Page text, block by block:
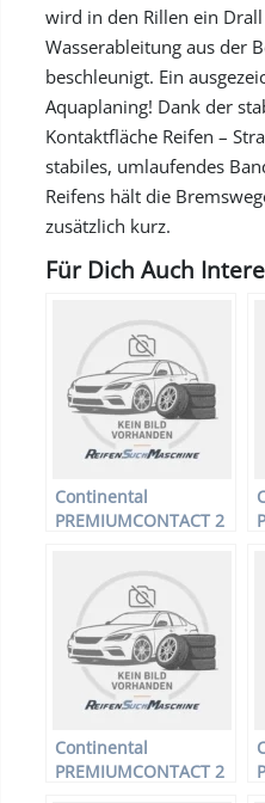
wird in den Rillen ein
Wasserableitung aus der
beschleunigt. Ein
Aquaplaning! Dank der
Kontaktfläche Reifen –
stabiles, umlaufendes
Reifens hält die
zusätzlich kurz.
Für Dich Auch
Continental
PREMIUMCONTACT 2
225/55 R17 97Y –
Sommerreifen
Continental
PREMIUMCONTACT 2